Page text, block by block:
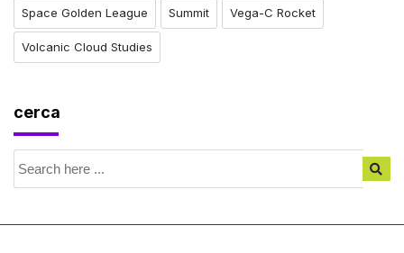
Space Golden League Summit Vega-C Rocket
Volcanic Cloud Studies
cerca